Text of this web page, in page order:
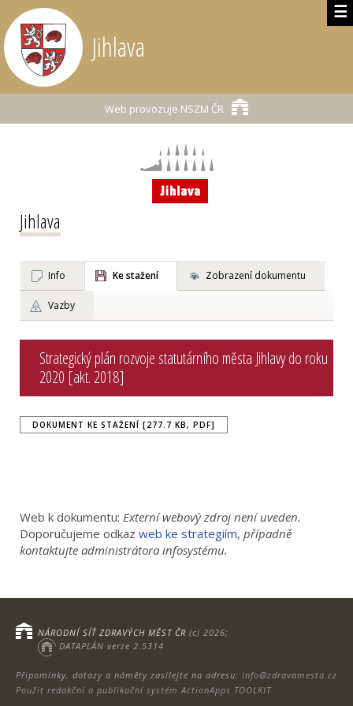
☰
Jihlava
Web provozuje NSZM ČR
Jihlava
Info Ke stažení Zobrazení dokumentu
Vazby
Strategický plán rozvoje statutárního města Jihlavy do roku
2020 [akt. 2018]
DOKUMENT KE STAŽENÍ [277.7 KB, PDF]
Web k dokumentu: Externí webový zdroj není uveden.
Doporučujeme odkaz web ke strategiím, případně
kontaktujte administrátora infosystému.
Připomínky, dotazy a náměty zasílejte na adresu: info@zdravamesta.cz
Použit redakční a publikační systém ActionApps TOOLKIT
NÁRODNÍ SÍŤ ZDRAVÝCH MĚST ČR (c) 2026;
DATAPLÁN verze 2.5314